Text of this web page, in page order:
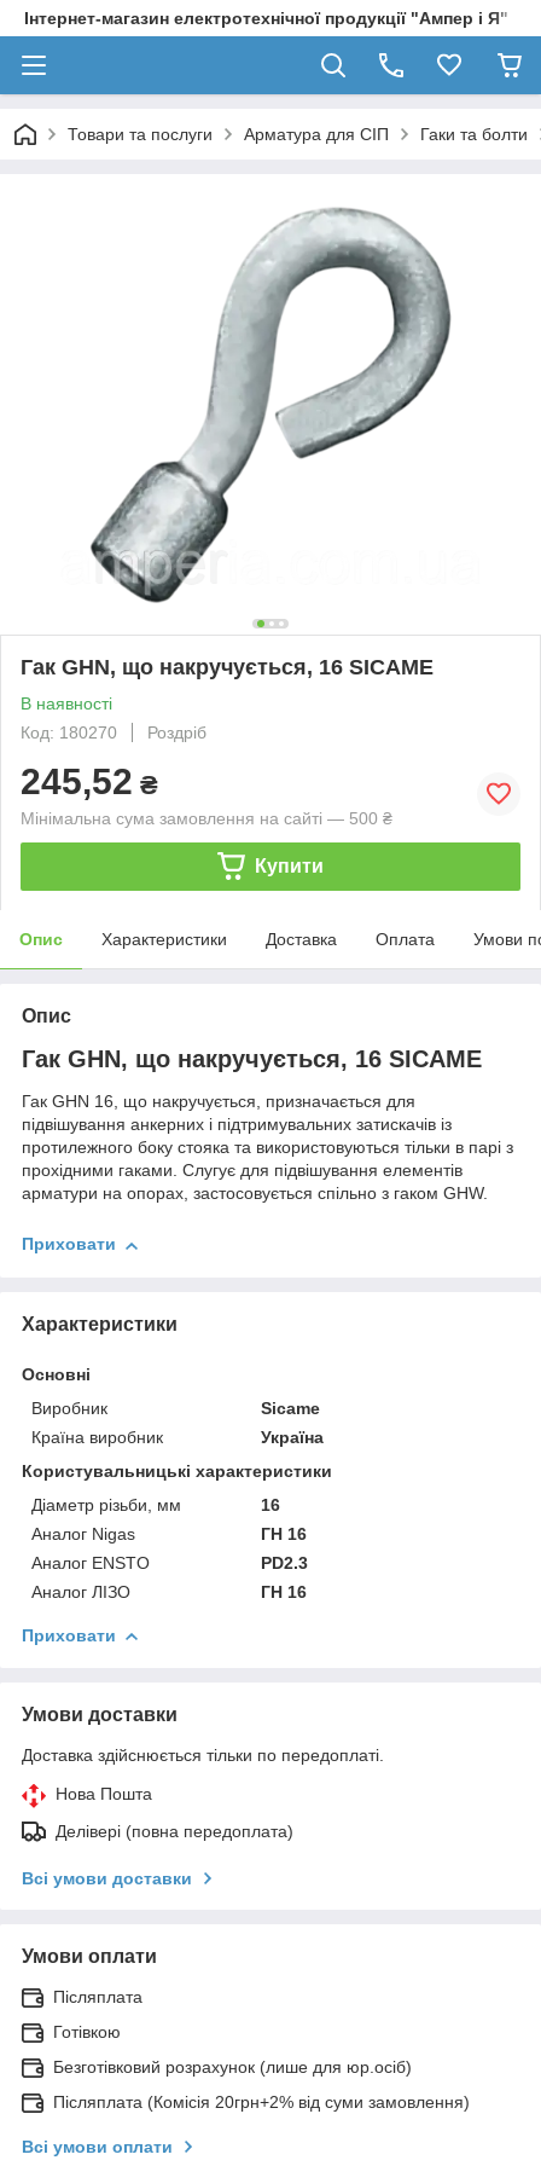
Інтернет-магазин електротехнічної продукції "Ампер і Я"
Товари та послуги Арматура для СІП Гаки та болти
Гак GHN, що накручується, 16 SICAME
В наявності
Код: 180270
Роздріб
245,52 ₴
Мінімальна сума замовлення на сайті — 500 ₴
Купити
Опис Характеристики Доставка Оплата Умови
Опис
Гак GHN, що накручується, 16 SICAME
Гак GHN 16, що накручується, призначається для
підвішування анкерних і підтримувальних затискачів із
протилежного боку стояка та використовуються тільки в парі з
прохідними гаками. Слугує для підвішування елементів
арматури на опорах, застосовується спільно з гаком GHW.
Приховати
Характеристики
Основні
Виробник
Sicame
Країна виробник
Україна
Користувальницькі характеристики
Діаметр різьби, мм
16
Аналог Nigas
ГН 16
Аналог ENSTO
PD2.3
Аналог ЛІЗО
ГН 16
Приховати
Умови доставки
Доставка здійснюється тільки по передоплаті.
Нова Пошта
Делівері (повна передоплата)
Всі умови доставки
Умови оплати
Післяплата
Готівкою
Безготівковий розрахунок (лише для юр.осіб)
Післяплата (Комісія 20грн+2% від суми замовлення)
Всі умови оплати